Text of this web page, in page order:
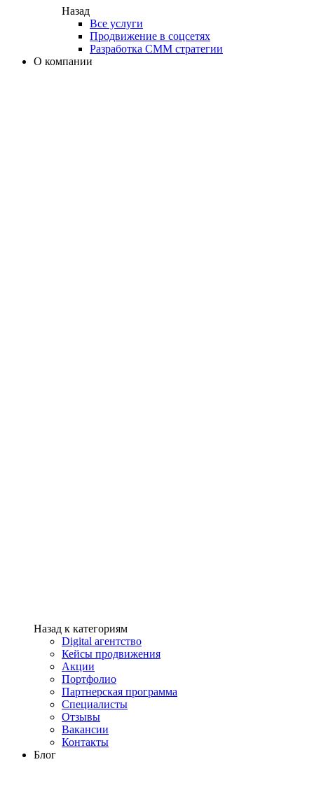
Назад
Все услуги
Продвижение в соцсетях
Разработка СММ стратегии
О компании
Назад к категориям
Digital агентство
Кейсы продвижения
Акции
Портфолио
Партнерская программа
Специалисты
Отзывы
Вакансии
Контакты
Блог